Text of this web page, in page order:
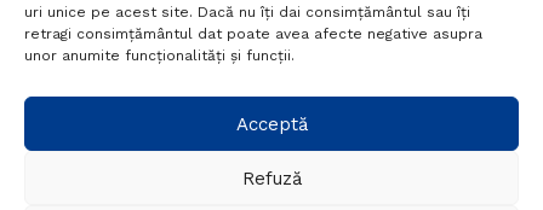
uri unice pe acest site. Dacă nu îți dai consimțământul sau îți
retragi consimțământul dat poate avea afecte negative asupra
unor anumite funcționalități și funcții.
Acceptă
Refuză
Termeni si conditii
Politică de confidențialitate
Politica cookies
Setări GDPR
+40 788 760 194